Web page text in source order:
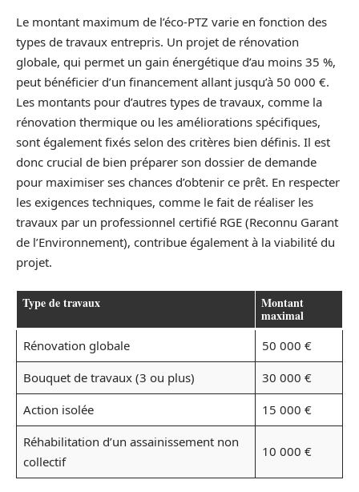
Le montant maximum de l’éco-PTZ varie en fonction des
types de travaux entrepris. Un projet de rénovation
globale, qui permet un gain énergétique d’au moins 35 %,
peut bénéficier d’un financement allant jusqu’à 50 000 €.
Les montants pour d’autres types de travaux, comme la
rénovation thermique ou les améliorations spécifiques,
sont également fixés selon des critères bien définis. Il est
donc crucial de bien préparer son dossier de demande
pour maximiser ses chances d’obtenir ce prêt. En respecter
les exigences techniques, comme le fait de réaliser les
travaux par un professionnel certifié RGE (Reconnu Garant
de l’Environnement), contribue également à la viabilité du
projet.
Type de travaux Montant
maximal
Rénovation globale
50 000 €
Bouquet de travaux (3 ou plus)
30 000 €
Action isolée
15 000 €
Réhabilitation d’un assainissement non
collectif
10 000 €